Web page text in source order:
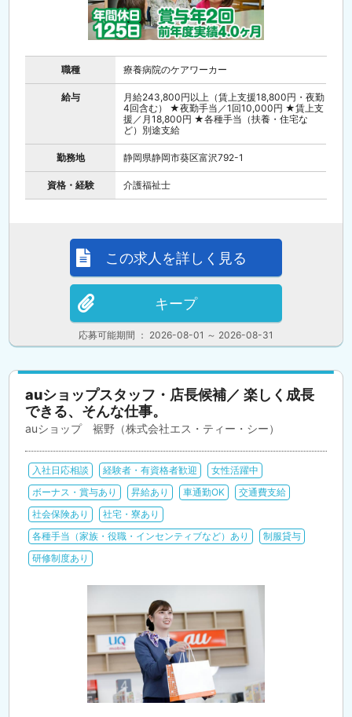
職種 療養病院のケアワーカー
給与
月給243,800円以上（賃上支援18,800円・夜勤
4回含む） ★夜勤手当／1回10,000円 ★賃上支
援／月18,800円 ★各種手当（扶養・住宅な
ど）別途支給
勤務地 静岡県静岡市葵区富沢792-1
資格・経験 介護福祉士
応募可能期間 ： 2026-08-01 ～ 2026-08-31
この求人を詳しく見る
キープ
auショップスタッフ・店長候補／ 楽しく成長
できる、そんな仕事。
auショップ 裾野（株式会社エス・ティー・シー）
入社日応相談 経験者・有資格者歓迎
女性活躍中
ボーナス・賞与あり
昇給あり 車通勤OK
交通費支給
社会保険あり
社宅・寮あり
各種手当（家族・役職・インセンティブなど）あり
制服貸与
研修制度あり